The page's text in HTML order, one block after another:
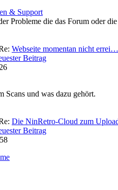
& Support
Probleme die das Forum oder
Webseite momentan nicht errei…
Beitrag
Scans und was dazu gehört.
Die NinRetro-Cloud zum
Beitrag